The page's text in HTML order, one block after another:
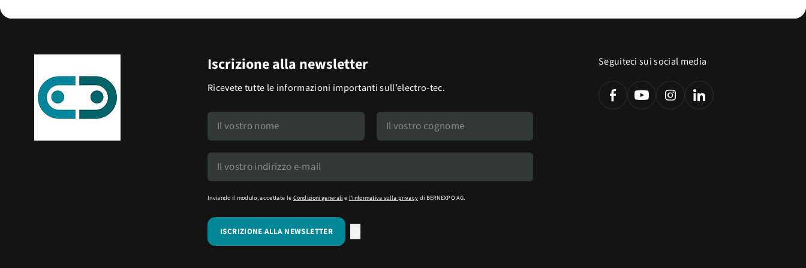
Iscrizione alla newsletter
Ricevete tutte le informazioni importanti sull’electro-tec.
Inviando il modulo, accettate le Condizioni generali e l'Informativa sulla privacy di BERNEXPO AG.
Seguiteci sui social media